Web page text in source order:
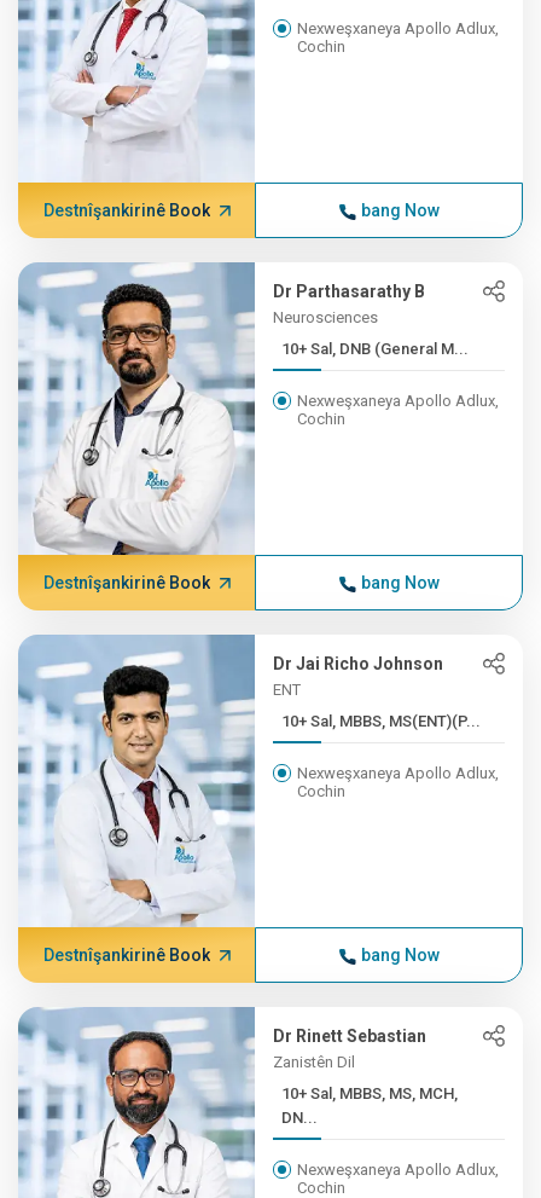
Nexweşxaneya Apollo Adlux,
Cochin
Destnîşankirinê Book bang Now
Dr Parthasarathy B
Neurosciences
10+ Sal, DNB (General M...
Nexweşxaneya Apollo Adlux,
Cochin
Destnîşankirinê Book bang Now
Dr Jai Richo Johnson
ENT
10+ Sal, MBBS, MS(ENT)(P...
Nexweşxaneya Apollo Adlux,
Cochin
Destnîşankirinê Book bang Now
Dr Rinett Sebastian
Zanistên Dil
10+ Sal, MBBS, MS, MCH,
DN...
Nexweşxaneya Apollo Adlux,
Cochin